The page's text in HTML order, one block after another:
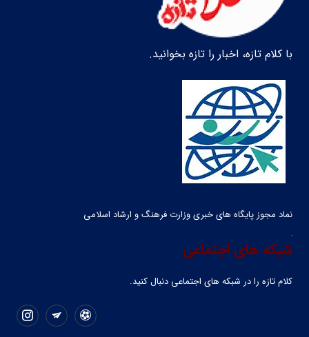
با کلام تازه، اخبار را تازه بخوانید.
نماد مجوز پایگاه های خبری وزارت فرهنگ و ارشاد اسلامی
شبکه های اجتماعی
کلام تازه را در شبکه ‌های اجتماعی دنبال کنید.